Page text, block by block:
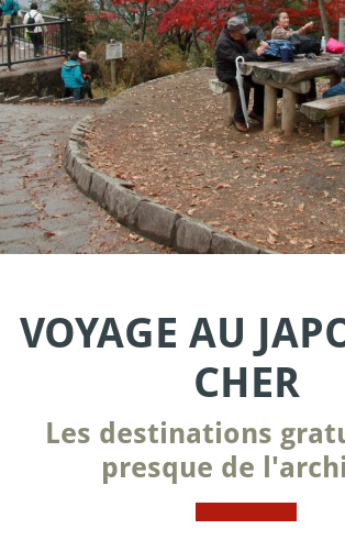
VOYAGE AU
CHER
Les destinations
presque de